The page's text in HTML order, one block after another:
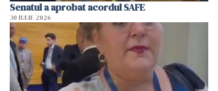
Senatul a aprobat acordul SAFE
30 IULIE 2026